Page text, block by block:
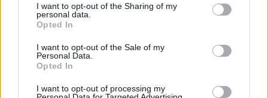
I want to opt-out of the Sharing of my
personal data.
Opted In
I want to opt-out of the Sale of my
Personal Data.
Opted In
I want to opt-out of processing my
Parhaat matkustusajat
Aiempina vuosina Havannan lämpimimmät neljä kuukautta
keskimäärin (alkaen lämpimimmästä) ovat olleet elokuu,
heinäkuu, kesäkuu ja syyskuu. Näiden kuukausien aikana